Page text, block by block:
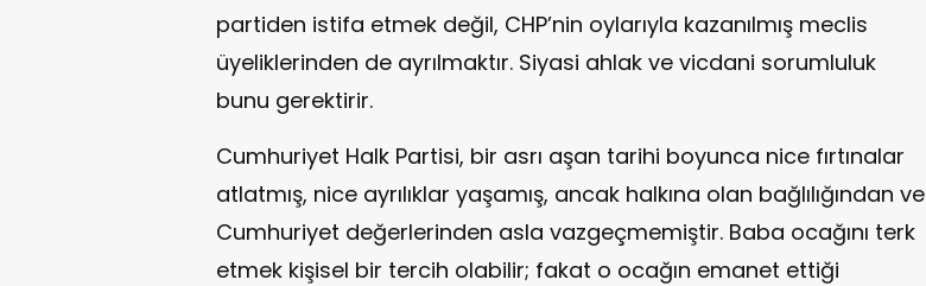
partiden istifa etmek değil, CHP’nin oylarıyla kazanılmış meclis
üyeliklerinden de ayrılmaktır. Siyasi ahlak ve vicdani sorumluluk
bunu gerektirir.
Cumhuriyet Halk Partisi, bir asrı aşan tarihi boyunca nice fırtınalar
atlatmış, nice ayrılıklar yaşamış, ancak halkına olan bağlılığından ve
Cumhuriyet değerlerinden asla vazgeçmemiştir. Baba ocağını terk
etmek kişisel bir tercih olabilir; fakat o ocağın emanet ettiği